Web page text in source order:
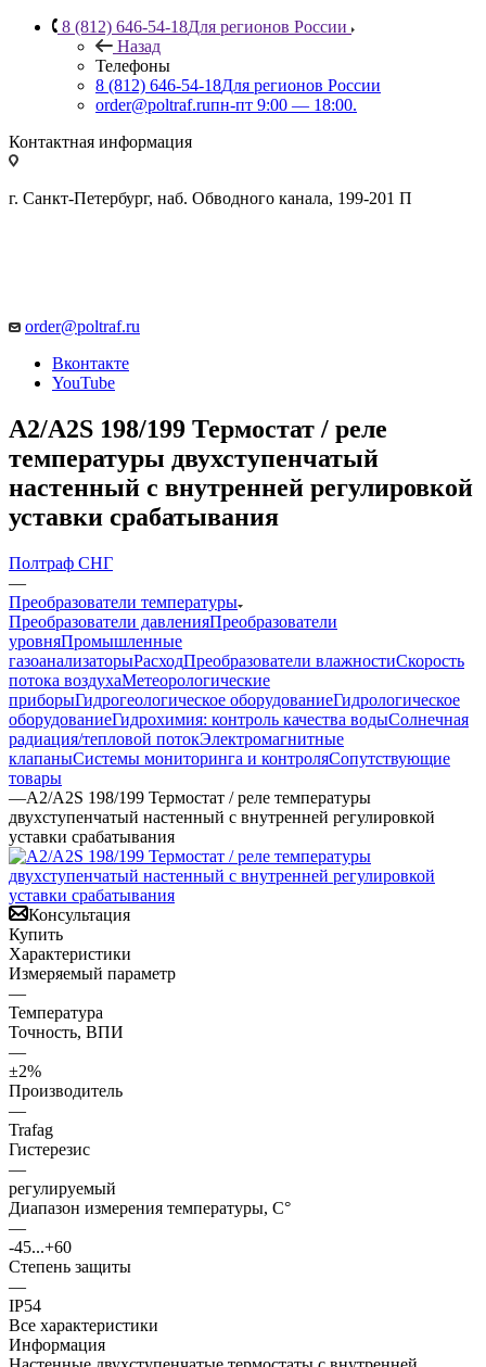
8 (812) 646-54-18Для регионов России
Назад
Телефоны
8 (812) 646-54-18Для регионов России
order@poltraf.ruпн-пт 9:00 — 18:00.
Контактная информация
г. Санкт-Петербург, наб. Обводного канала, 199-201 П
order@poltraf.ru
Вконтакте
YouTube
A2/A2S 198/199 Термостат / реле
температуры двухступенчатый
настенный с внутренней регулировкой
уставки срабатывания
Полтраф СНГ
—
Преобразователи температуры
Преобразователи давленияПреобразователи
уровняПромышленные
газоанализаторыРасходПреобразователи влажностиСкорость
потока воздухаМетеорологические
приборыГидрогеологическое оборудованиеГидрологическое
оборудованиеГидрохимия: контроль качества водыСолнечная
радиация/тепловой потокЭлектромагнитные
клапаныСистемы мониторинга и контроляСопутствующие
товары
—A2/A2S 198/199 Термостат / реле температуры
двухступенчатый настенный с внутренней регулировкой
уставки срабатывания
Консультация
Купить
Характеристики
Измеряемый параметр
—
Температура
Точность, ВПИ
—
±2%
Производитель
—
Trafag
Гистерезис
—
регулируемый
Диапазон измерения температуры, С°
—
-45...+60
Степень защиты
—
IP54
Все характеристики
Информация